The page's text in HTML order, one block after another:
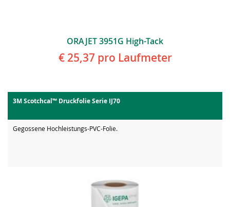
ORAJET 3951G High-Tack
€ 25,37pro Laufmeter
3M Scotchcal™ Druckfolie Serie IJ70
Gegossene Hochleistungs-PVC-Folie.